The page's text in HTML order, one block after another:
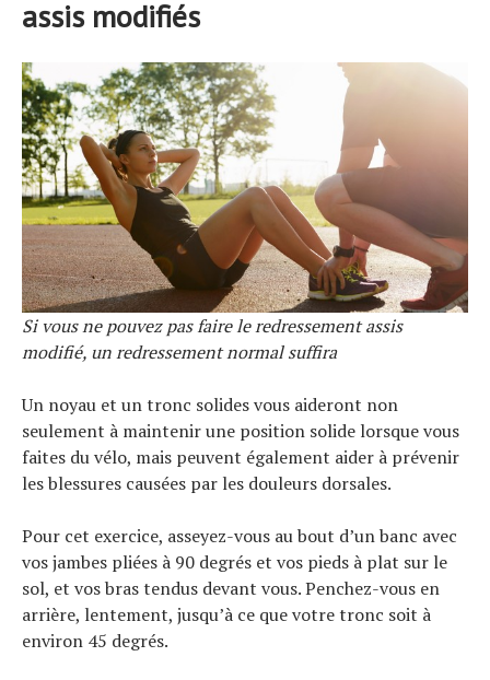
assis modifiés
Si vous ne pouvez pas faire le redressement assis
modifié, un redressement normal suffira
Un noyau et un tronc solides vous aideront non
seulement à maintenir une position solide lorsque vous
faites du vélo, mais peuvent également aider à prévenir
les blessures causées par les douleurs dorsales.
Pour cet exercice, asseyez-vous au bout d’un banc avec
vos jambes pliées à 90 degrés et vos pieds à plat sur le
sol, et vos bras tendus devant vous. Penchez-vous en
arrière, lentement, jusqu’à ce que votre tronc soit à
environ 45 degrés.